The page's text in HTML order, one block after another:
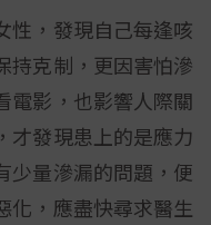
性，發現自己每逢咳
持克制，更因害怕滲
電影，也影響人際關
才發現患上的是應力
少量滲漏的問題，便
化，應盡快尋求醫生